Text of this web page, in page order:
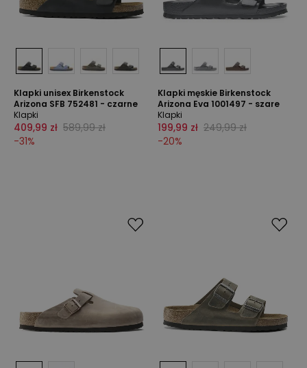
Klapki unisex Birkenstock
Arizona SFB 752481 - czarne
Klapki
409,99 zł 589,99 zł
-31%
Klapki męskie Birkenstock
Arizona Eva 1001497 - szare
Klapki
199,99 zł 249,99 zł
-20%